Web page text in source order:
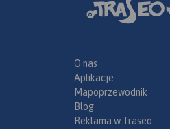
O nas
Aplikacje
Mapoprzewodnik
Blog
Reklama w Traseo